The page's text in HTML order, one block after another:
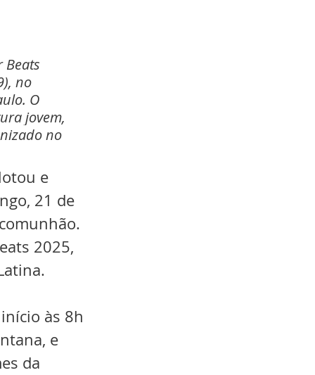
Beats
no
O
jovem,
no
e
21 de
2025,
às 8h
e
da